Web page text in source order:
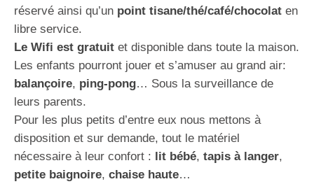
réservé ainsi qu’un point tisane/thé/café/chocolat en
libre service.
Le Wifi est gratuit et disponible dans toute la maison.
Les enfants pourront jouer et s’amuser au grand air:
balançoire, ping-pong… Sous la surveillance de
leurs parents.
Pour les plus petits d’entre eux nous mettons à
disposition et sur demande, tout le matériel
nécessaire à leur confort : lit bébé, tapis à langer,
petite baignoire, chaise haute…